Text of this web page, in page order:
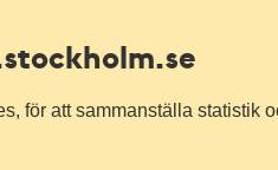
för att sammanställa statistik